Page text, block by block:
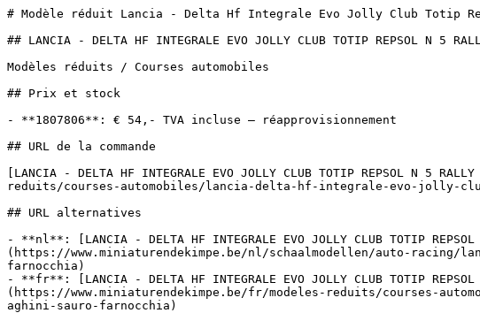
# Modèle réduit Lancia - Delta Hf Integrale Evo Jolly Club Totip
## LANCIA - DELTA HF INTEGRALE EVO JOLLY CLUB TOTIP REPSOL N 5
Modèles réduits / Courses automobiles
## Prix et stock
- **1807806**: € 54,- TVA incluse — réapprovisionnement
## URL de la commande
[LANCIA - DELTA HF INTEGRALE EVO JOLLY CLUB TOTIP REPSOL N 5
reduits/courses-automobiles/lancia-delta-hf-integrale-evo-jolly-
## URL alternatives
- **nl**: [LANCIA - DELTA HF INTEGRALE EVO JOLLY CLUB TOTIP REPSOL N
(https://www.miniaturendekimpe.be/nl/schaalmodellen/auto-
farnocchia)
- **fr**: [LANCIA - DELTA HF INTEGRALE EVO JOLLY CLUB TOTIP REPSOL N
(https://www.miniaturendekimpe.be/fr/modeles-reduits/courses-
aghini-sauro-farnocchia)